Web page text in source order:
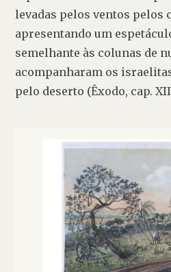
levadas pelos ventos pelos
apresentando um
semelhante às colunas de
acompanharam os
pelo deserto (Êxodo, cap.